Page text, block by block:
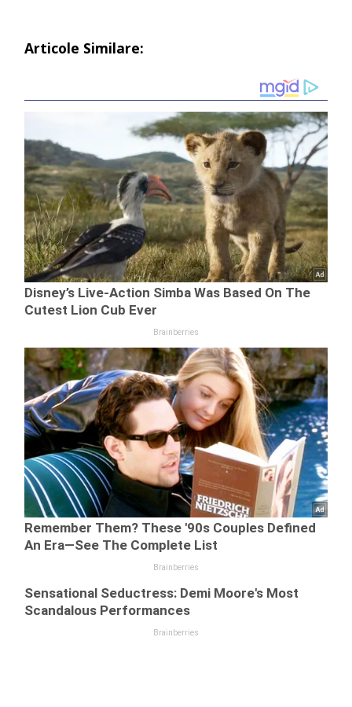
Articole Similare: